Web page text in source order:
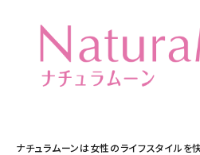
ナチュラムーンは女性のライフスタイルを